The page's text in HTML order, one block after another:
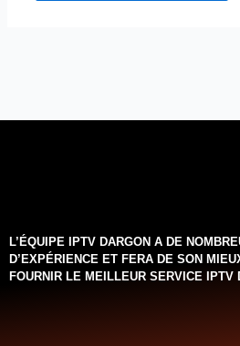
L’ÉQUIPE IPTV DARGON A DE
D’EXPÉRIENCE ET FERA DE SON
FOURNIR LE MEILLEUR SERVICE IPTV